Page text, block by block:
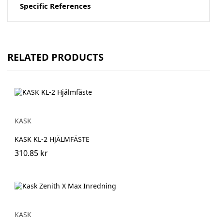
Specific References
RELATED PRODUCTS
KASK
KASK KL-2 HJÄLMFÄSTE
310.85 kr
KASK